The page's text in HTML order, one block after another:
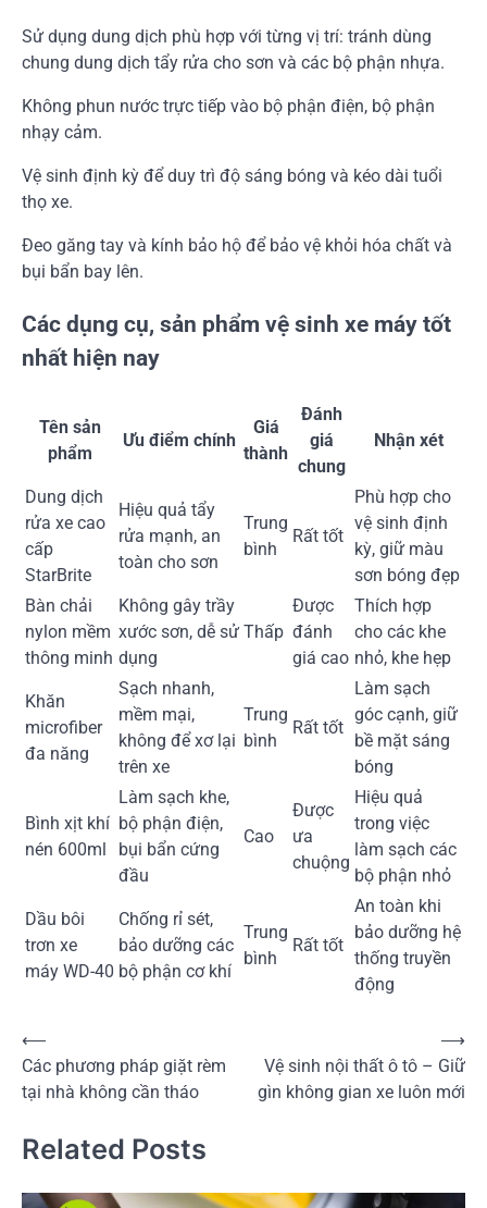
Sử dụng dung dịch phù hợp với từng vị trí: tránh dùng
chung dung dịch tẩy rửa cho sơn và các bộ phận nhựa.
Không phun nước trực tiếp vào bộ phận điện, bộ phận
nhạy cảm.
Vệ sinh định kỳ để duy trì độ sáng bóng và kéo dài tuổi
thọ xe.
Đeo găng tay và kính bảo hộ để bảo vệ khỏi hóa chất và
bụi bẩn bay lên.
Các dụng cụ, sản phẩm vệ sinh xe máy tốt
nhất hiện nay
Tên sản
phẩm
Ưu điểm chính
Giá
thành
Đánh
giá
chung
Nhận xét
Dung dịch
rửa xe cao
cấp
StarBrite
Hiệu quả tẩy
rửa mạnh, an
toàn cho sơn
Trung
bình
Rất tốt
Phù hợp cho
vệ sinh định
kỳ, giữ màu
sơn bóng đẹp
Bàn chải
nylon mềm
thông minh
Không gây trầy
xước sơn, dễ sử
dụng
Thấp
Được
đánh
giá cao
Thích hợp
cho các khe
nhỏ, khe hẹp
Khăn
microfiber
đa năng
Sạch nhanh,
mềm mại,
không để xơ lại
trên xe
Trung
bình
Rất tốt
Làm sạch
góc cạnh, giữ
bề mặt sáng
bóng
Bình xịt khí
nén 600ml
Làm sạch khe,
bộ phận điện,
bụi bẩn cứng
đầu
Cao
Được
ưa
chuộng
Hiệu quả
trong việc
làm sạch các
bộ phận nhỏ
Dầu bôi
trơn xe
máy WD-40
Chống rỉ sét,
bảo dưỡng các
bộ phận cơ khí
Trung
bình
Rất tốt
An toàn khi
bảo dưỡng hệ
thống truyền
động
Điều
hướng
bài
viết
⟵
Các phương pháp giặt rèm
tại nhà không cần tháo
Vệ sinh nội thất ô tô – Giữ
gìn không gian xe luôn mới
⟶
Related Posts